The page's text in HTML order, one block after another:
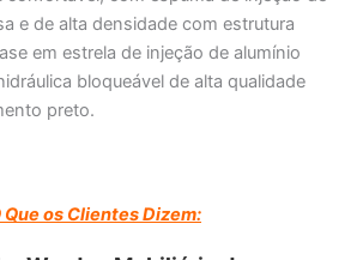
e de alta densidade com estrutura
em estrela de injeção de alumínio
bloqueável de alta qualidade
preto.
Que os Clientes Dizem: